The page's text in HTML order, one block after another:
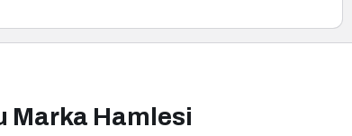
Marka Hamlesi